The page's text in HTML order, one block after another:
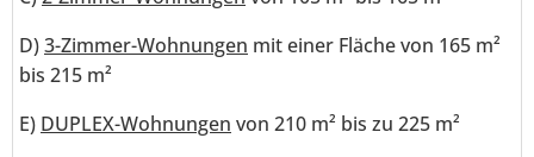
D)3-Zimmer-Wohnungen mit einer Fläche von 165 m²
bis 215 m²
E) DUPLEX-Wohnungen von 210 m² bis zu 225 m²